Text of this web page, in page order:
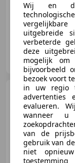
Autobedrijf Weldam
NL-7641 LH WIERDEN
Wij en
uitgebreide
verbeterde
deze
mogelijk
bijvoorbeeld
bezoek voort
in uw regio
advertenties
evalueren.
wanneer u
van de
gebruik van
niet